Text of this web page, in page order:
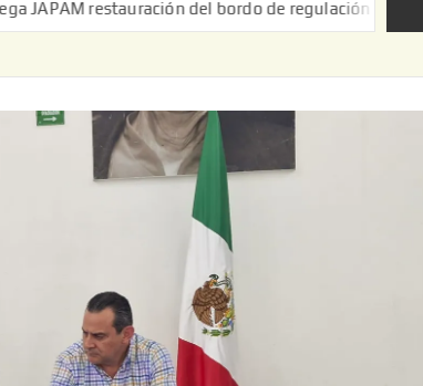
del bordo de regulación en el Ejido de